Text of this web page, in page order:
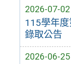
2026-07-02
115學年
錄取公告
2026-06-25